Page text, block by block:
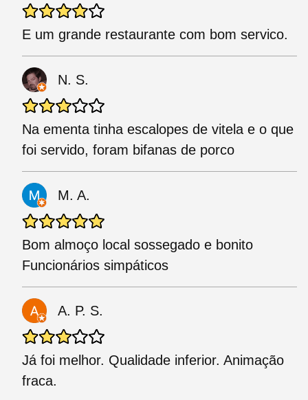
E um grande restaurante com bom servico.
N. S.
Na ementa tinha escalopes de vitela e o que
foi servido, foram bifanas de porco
M. A.
Bom almoço local sossegado e bonito
Funcionários simpáticos
A. P. S.
Já foi melhor. Qualidade inferior. Animação
fraca.